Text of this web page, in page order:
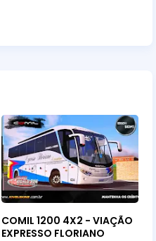
COMIL 1200 4X2 - VIAÇÃO
EXPRESSO FLORIANO